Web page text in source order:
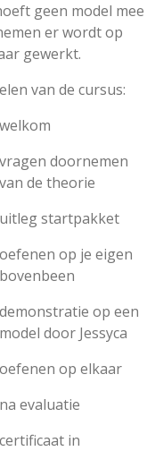
geen model mee
er wordt op
gewerkt.
van de cursus:
welkom
vragen doornemen
van de theorie
uitleg startpakket
oefenen op je eigen
bovenbeen
demonstratie op een
model door Jessyca
oefenen op elkaar
na evaluatie
certificaat in